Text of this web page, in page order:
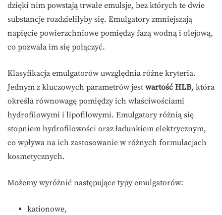
dzięki nim powstają trwałe emulsje, bez których te dwie
substancje rozdzieliłyby się. Emulgatory zmniejszają
napięcie powierzchniowe pomiędzy fazą wodną i olejową,
co pozwala im się połączyć.
Klasyfikacja emulgatorów uwzględnia różne kryteria.
Jednym z kluczowych parametrów jest wartość HLB, która
określa równowagę pomiędzy ich właściwościami
hydrofilowymi i lipofilowymi. Emulgatory różnią się
stopniem hydrofilowości oraz ładunkiem elektrycznym,
co wpływa na ich zastosowanie w różnych formulacjach
kosmetycznych.
Możemy wyróżnić następujące typy emulgatorów:
kationowe,